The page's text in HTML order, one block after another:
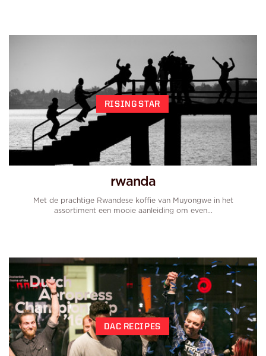
RISING STAR
rwanda
Met de prachtige Rwandese koffie van Muyongwe in het
assortiment een mooie aanleiding om even...
DAC RECIPES